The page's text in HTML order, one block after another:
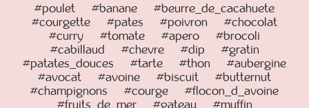
#poulet #banane
#beurre_de_cacahuete
#courgette
#pates #poivron
#chocolat
#curry
#tomate #apero
#brocoli
#cabillaud
#chevre #dip
#gratin
#patates_douces
#tarte #thon
#aubergine
#avocat
#avoine #biscuit
#butternut
#champignons
#courge
#flocon_d_avoine
#fruits_de_mer
#gateau
#muffin